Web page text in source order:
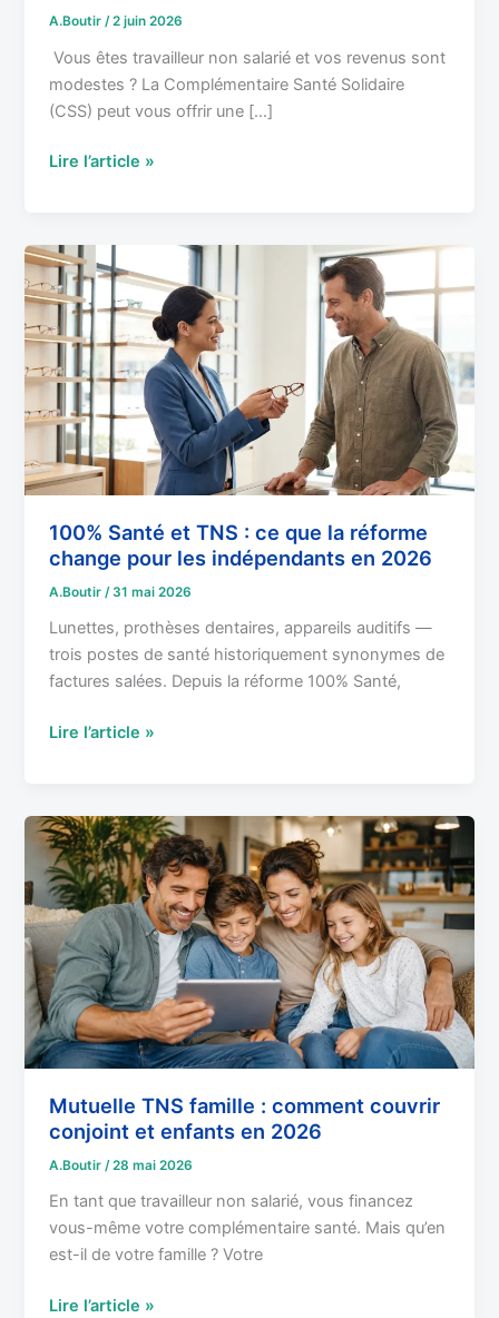
A.Boutir /2 juin 2026
Vous êtes travailleur non salarié et vos revenus sont
modestes ? La Complémentaire Santé Solidaire
(CSS) peut vous offrir une […]
Lire l’article »
100% Santé et TNS : ce que la réforme
change pour les indépendants en 2026
A.Boutir / 31 mai 2026
Lunettes, prothèses dentaires, appareils auditifs —
trois postes de santé historiquement synonymes de
factures salées. Depuis la réforme 100% Santé,
100%
Santé
et
TNS
:
ce
que
réforme
change
pour
les
2026
Lire l’article »
Mutuelle TNS famille : comment couvrir
conjoint et enfants en 2026
A.Boutir /28 mai 2026
En tant que travailleur non salarié, vous financez
vous-même votre complémentaire santé. Mais qu’en
est-il de votre famille ? Votre
Mutuelle
TNS
famille
:
comment
couvrir
conjoint
et
enfants
en
2026
Lire l’article »